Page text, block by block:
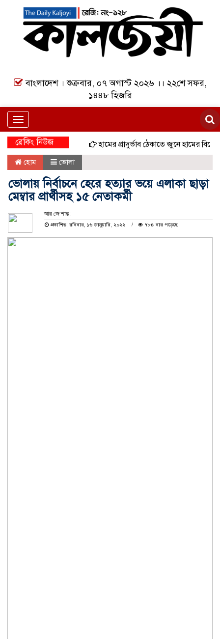
বাংলাদেশ । শুক্রবার, ০৭ অগাস্ট ২০২৬ ।। ২২শে সফর,
১৪৪৮ হিজরি
Toggle
navigation
ব্রেকিং নিউজ হামের প্রাদুর্ভাব ঠেকাতে জুনে হামের বিশেষ
হোম ভোলা
ভোলায় নির্বাচনে হেরে হত্যার ভয়ে এলাকা ছাড়া
মেম্বার প্রার্থীসহ ১৫ নেতাকর্মী
আর জে শান্ত :
প্রকাশিত: রবিবার, ১৬ জানুয়ারি, ২০২২
৭৮৪ বার পড়েছে